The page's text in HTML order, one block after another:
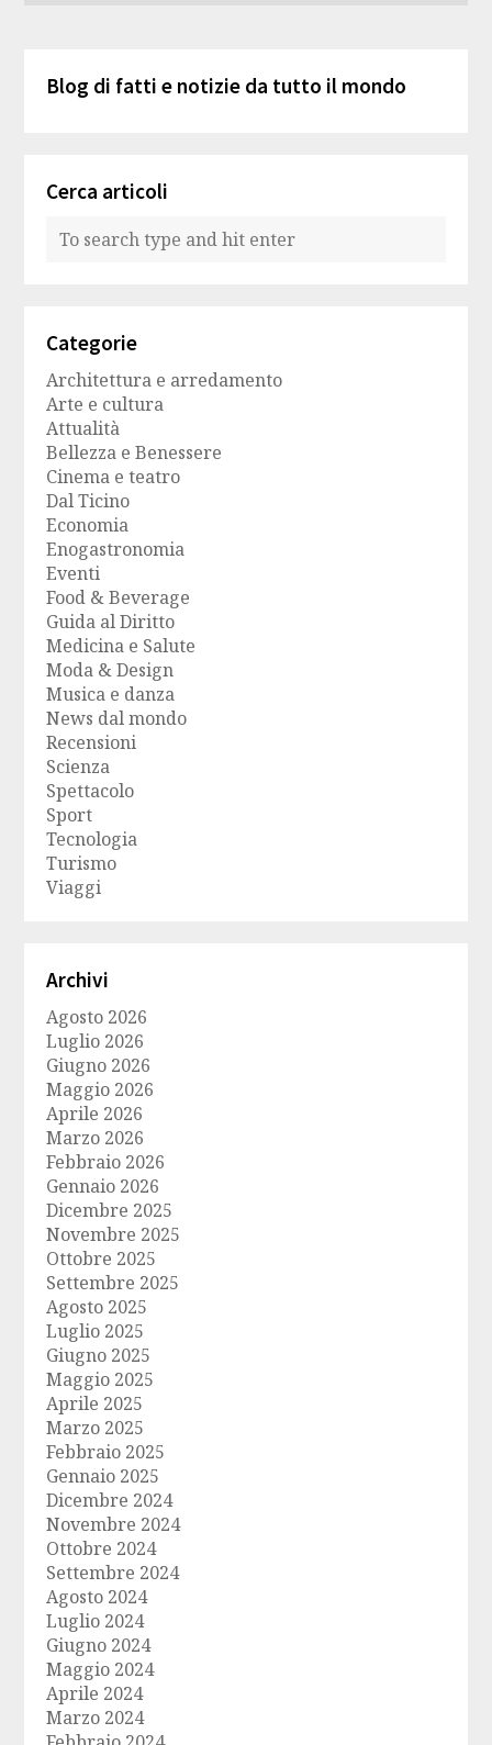
Blog di fatti e notizie da tutto il mondo
Cerca articoli
Categorie
Architettura e arredamento
Arte e cultura
Attualità
Bellezza e Benessere
Cinema e teatro
Dal Ticino
Economia
Enogastronomia
Eventi
Food & Beverage
Guida al Diritto
Medicina e Salute
Moda & Design
Musica e danza
News dal mondo
Recensioni
Scienza
Spettacolo
Sport
Tecnologia
Turismo
Viaggi
Archivi
Agosto 2026
Luglio 2026
Giugno 2026
Maggio 2026
Aprile 2026
Marzo 2026
Febbraio 2026
Gennaio 2026
Dicembre 2025
Novembre 2025
Ottobre 2025
Settembre 2025
Agosto 2025
Luglio 2025
Giugno 2025
Maggio 2025
Aprile 2025
Marzo 2025
Febbraio 2025
Gennaio 2025
Dicembre 2024
Novembre 2024
Ottobre 2024
Settembre 2024
Agosto 2024
Luglio 2024
Giugno 2024
Maggio 2024
Aprile 2024
Marzo 2024